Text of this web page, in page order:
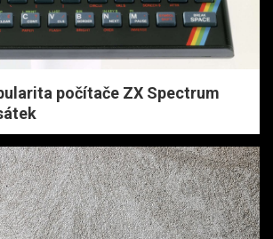
počítače ZX Spectrum